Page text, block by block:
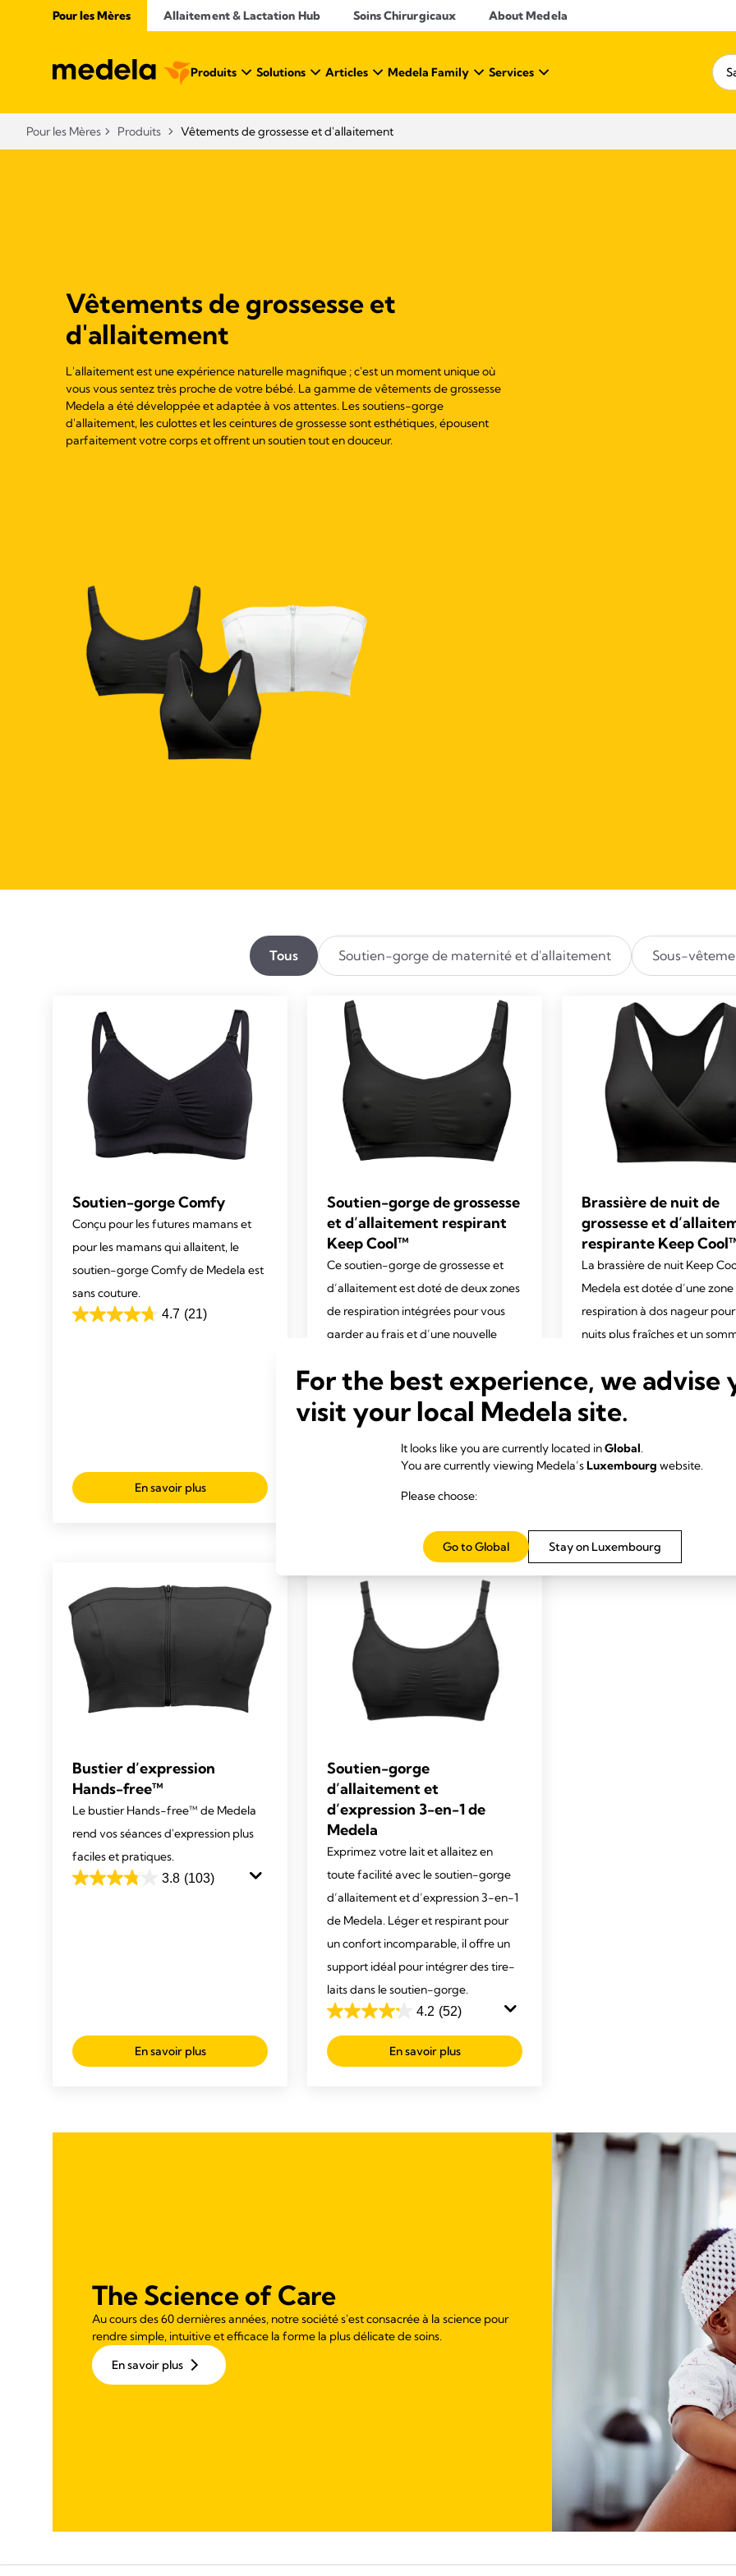
Pour les Mères Allaitement & Lactation Hub​ Soins Chirurgicaux About Medela
Produits Solutions Articles Medela Family Services
Pour les Mères Produits Vêtements de grossesse et d'allaitement
Vêtements de grossesse et
d'allaitement
L'allaitement est une expérience naturelle magnifique ; c'est un moment unique où
vous vous sentez très proche de votre bébé. La gamme de vêtements de grossesse
Medela a été développée et adaptée à vos attentes. Les soutiens-gorge
d'allaitement, les culottes et les ceintures de grossesse sont esthétiques, épousent
parfaitement votre corps et offrent un soutien tout en douceur.
Tous Soutien-gorge de maternité et d'allaitement Sous-
Soutien-gorge Comfy
Conçu pour les futures mamans et
pour les mamans qui allaitent, le
soutien-gorge Comfy de Medela est
sans couture.
4.7 (21)
4.7
En savoir plus
Soutien-gorge de grossesse
et d’allaitement respirant
Keep Cool™
Ce soutien-gorge de grossesse et
d’allaitement est doté de deux zones
de respiration intégrées pour vous
garder au frais et d’une nouvelle
vous aider à équilibrer la
température de votre corps tout en
vous assurant soutien et confort.
4.2 (136)
reviews
Brassière de nuit de
grossesse et
respirante Keep
La brassière de nuit Keep
Medela est dotée d’une
respiration à dos nageur
nuits plus fraîches et un
4.6 (129)
4.6
out
of
5
stars.
Bustier d’expression
Hands-free™
Le bustier Hands-free™ de Medela
rend vos séances d'expression plus
faciles et pratiques.
3.8 (103)
3.8
En savoir plus
Soutien-gorge
d’allaitement et
d’expression 3-en-1 de
Medela
Exprimez votre lait et allaitez en
toute facilité avec le soutien-gorge
d’allaitement et d’expression 3-en-1
de Medela. Léger et respirant pour
un confort incomparable, il offre un
support idéal pour intégrer des tire-
laits dans le soutien-gorge.
4.2 (52)
4.2
out
of
En savoir plus
The Science of Care
Au cours des 60 dernières années, notre société s'est consacrée à la science pour
rendre simple, intuitive et efficace la forme la plus délicate de soins.
En savoir plus
For the best experience, we advise
visit your local Medela site.
It looks like you are currently located inGlobal.
You are currently viewing Medela’sLuxembourg website.
Please choose:
Stay on Luxembourg
Go to Global